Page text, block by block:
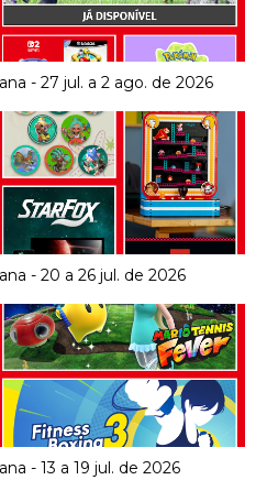
- 27 jul. a 2 ago. de 2026
- 20 a 26 jul. de 2026
- 13 a 19 jul. de 2026